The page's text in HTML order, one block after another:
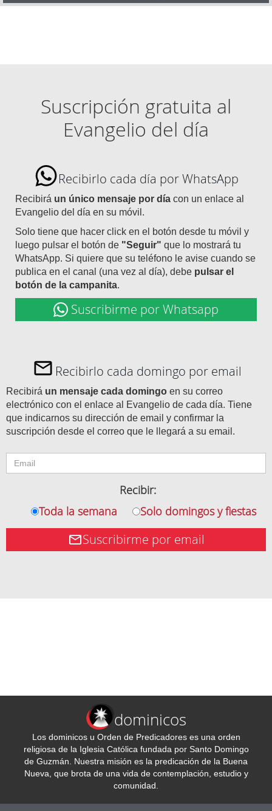
Suscripción gratuita al
Evangelio del día
Recibirlo cada día por WhatsApp
Recibirá un único mensaje por día con un enlace al
Evangelio del día en su móvil.
Solo tiene que hacer click en el botón desde tu móvil y
luego pulsar el botón de "Seguir" que lo mostrará tu
WhatsApp. Si quiere que su teléfono le avise cuando se
publica en el canal (una vez al día), debe pulsar el
botón de la campanita.
Suscribirme por Whatsapp
Recibirlo cada domingo por email
Recibirá un mensaje cada domingo en su correo
electrónico con el enlace al Evangelio de cada día. Tiene
que indicarnos su dirección de email y confirmar la
suscripción desde el correo que le llegará a su email.
Recibir:
Toda la semana
Solo domingos y fiestas
Suscribirme por email
dominicos
Los dominicos u Orden de Predicadores es una orden
religiosa de la Iglesia Católica fundada por Santo Domingo
de Guzmán. Nuestra misión es la predicación de la Buena
Nueva, que brota de una vida de contemplación, estudio y
comunidad.